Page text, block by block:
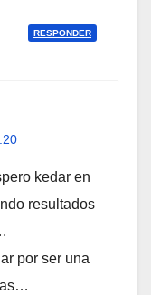
RESPONDER
kedar en
resultados
por ser una